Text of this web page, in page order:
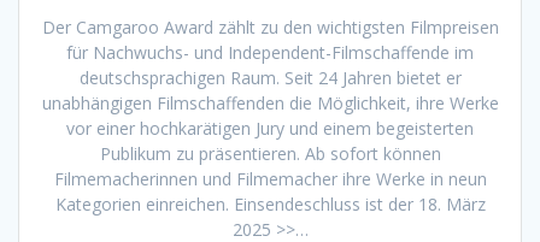
Der Camgaroo Award zählt zu den wichtigsten Filmpreisen
für Nachwuchs- und Independent-Filmschaffende im
deutschsprachigen Raum. Seit 24 Jahren bietet er
unabhängigen Filmschaffenden die Möglichkeit, ihre Werke
vor einer hochkarätigen Jury und einem begeisterten
Publikum zu präsentieren. Ab sofort können
Filmemacherinnen und Filmemacher ihre Werke in neun
Kategorien einreichen. Einsendeschluss ist der 18. März
2025 >>…